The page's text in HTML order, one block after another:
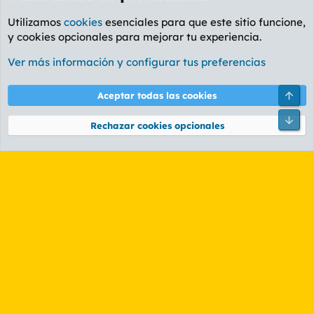
Foro General
Cookies
PL OLDSTYLE AMARILLO
Términos y reglas Política de privacidad Ayuda
Community platform by XenForo® © 2010-2026 XenForo Ltd.
Utilizamos cookies esenciales para que este sitio funcione,
y cookies opcionales para mejorar tu experiencia.
Ver más información y configurar tus preferencias
Aceptar todas las cookies
Rechazar cookies opcionales
Pie